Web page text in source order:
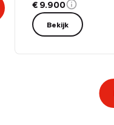
€ 9.900
Bekijk